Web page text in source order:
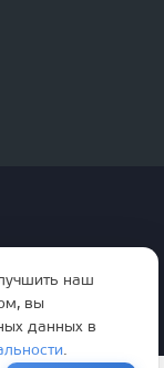
наш
вы
данных в
.